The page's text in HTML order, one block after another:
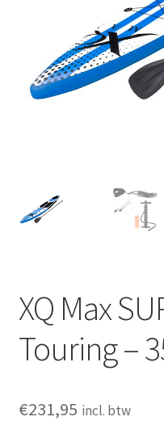
Persoonlijke Verzorging
Elektronica
Sport
XQ Max
Touring –
€231,95 incl. btw